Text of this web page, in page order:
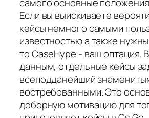
Если вы выискиваете
кейсы немного самыми
известностью а также
то CaseHype - ваш оптация.
данным, отдельные кейсы
всеподданейший
востребованными. Это
доборную мотивацию для